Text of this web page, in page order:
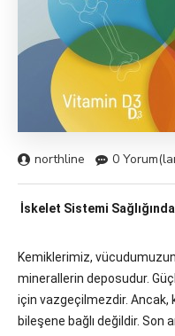
northline 0
İskelet Sistemi
Kemiklerimiz,
minerallerin deposudur.
için vazgeçilmezdir. Ancak,
bileşene bağlı değildir. Son